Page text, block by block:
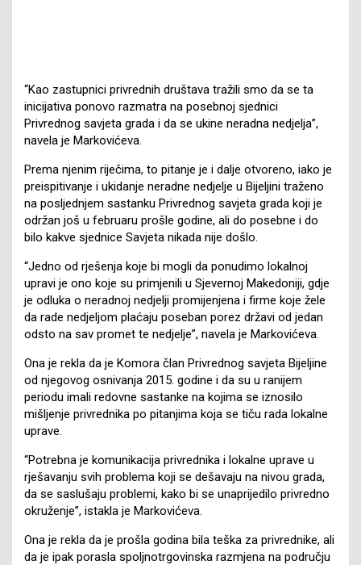
“Kao zastupnici privrednih društava tražili smo da se ta
inicijativa ponovo razmatra na posebnoj sjednici
Privrednog savjeta grada i da se ukine neradna nedjelja”,
navela je Markovićeva.
Prema njenim riječima, to pitanje je i dalje otvoreno, iako je
preispitivanje i ukidanje neradne nedjelje u Bijeljini traženo
na posljednjem sastanku Privrednog savjeta grada koji je
održan još u februaru prošle godine, ali do posebne i do
bilo kakve sjednice Savjeta nikada nije došlo.
“Jedno od rješenja koje bi mogli da ponudimo lokalnoj
upravi je ono koje su primjenili u Sjevernoj Makedoniji, gdje
je odluka o neradnoj nedjelji promijenjena i firme koje žele
da rade nedjeljom plaćaju poseban porez državi od jedan
odsto na sav promet te nedjelje”, navela je Markovićeva.
Ona je rekla da je Komora član Privrednog savjeta Bijeljine
od njegovog osnivanja 2015. godine i da su u ranijem
periodu imali redovne sastanke na kojima se iznosilo
mišljenje privrednika po pitanjima koja se tiču rada lokalne
uprave.
“Potrebna je komunikacija privrednika i lokalne uprave u
rješavanju svih problema koji se dešavaju na nivou grada,
da se saslušaju problemi, kako bi se unaprijedilo privredno
okruženje”, istakla je Markovićeva.
Ona je rekla da je prošla godina bila teška za privrednike, ali
da je ipak porasla spoljnotrgovinska razmjena na području